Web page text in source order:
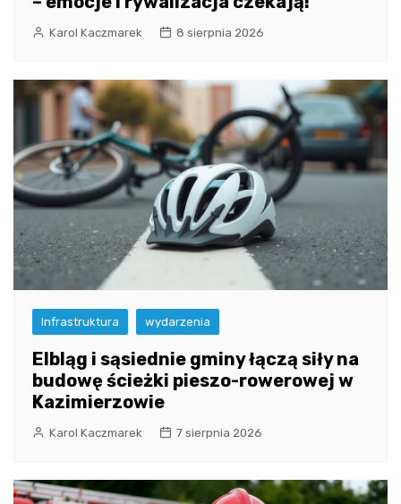
Karol Kaczmarek 8 sierpnia 2026
Infrastruktura wydarzenia
Elbląg i sąsiednie gminy łączą siły na
budowę ścieżki pieszo-rowerowej w
Kazimierzowie
Karol Kaczmarek 7 sierpnia 2026